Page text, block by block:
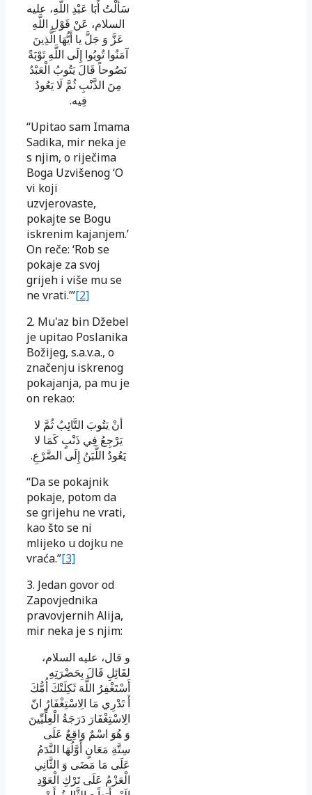
سَأَلْتُ أَبَا عَبْدِ اللَّهِ، عليه
السلام، عَنْ قَوْلِ اللَّهِ
عَزَّ وَ جَلَّ يا أَيُّهَا الَّذِينَ
آمَنُوا تُوبُوا إِلَى اللَّهِ تَوْبَةً
نَصُوحاً قَالَ يَتُوبُ الْعَبْدُ
مِنَ الذَّنْبِ ثُمَّ لَا يَعُودُ
فِيه.
“Upitao sam Imama
Sadika, mir neka je
s njim, o riječima
Boga Uzvišenog ‘O
vi koji
uzvjerovaste,
pokajte se Bogu
iskrenim kajanjem.’
On reče: ‘Rob se
pokaje za svoj
grijeh i više mu se
ne vrati.’”[2]
2. Mu'az bin Džebel
je upitao Poslanika
Božijeg, s.a.v.a., o
značenju iskrenog
pokajanja, pa mu je
on rekao:
أنْ يَتُوبَ التَّائِبُ ثُمَّ لا
يَرْجِعُ فِي ذَنْبٍ كَمَا لا
يَعُودُ اللَّبَنُ إِلَى الضَّرْعِ.
“Da se pokajnik
pokaje, potom da
se grijehu ne vrati,
kao što se ni
mlijeko u dojku ne
vraća.”[3]
3. Jedan govor od
Zapovjednika
pravovjernih Alija,
mir neka je s njim:
و قال، عليه السلام،
لقَائِلِ قَالَ بِحَضْرَتِهِ
أَسْتَغْفِرُ اللَّهَ ثَكِلَتْكَ أُمُّكَ
أَ تَدْرِي مَا الِاسْتِغْفَارُ انّ
الِاسْتِغْفَارَ دَرَجَةُ الْعِلِّيِّينَ
وَ هُوَ اسْمٌ وَاقِعٌ عَلَى
سِتَّةِ مَعَانٍ أَوَّلُهَا النَّدَمُ
عَلَى مَا مَضَى وَ الثَّانِي
الْعَزْمُ عَلَى تَرْكِ الْعَوْدِ